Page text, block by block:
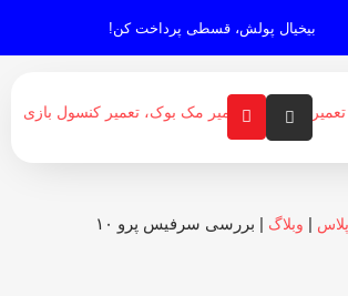
بیخیال پولش، قسطی پرداخت کن!
| وبلاگ| بررسی سرفیس پرو ۱۰